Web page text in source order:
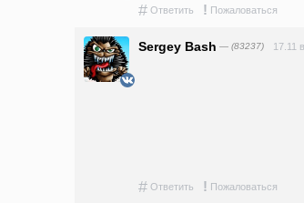
# Ответить ! Пожаловаться
Sergey Bash — (83237) 17.11
# Ответить ! Пожаловаться